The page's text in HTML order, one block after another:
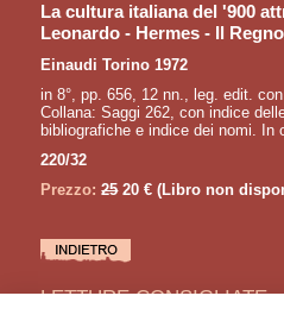
La cultura italiana del '900
Leonardo - Hermes - Il Regno
Einaudi Torino 1972
in 8°, pp. 656, 12 nn., leg. edit.
Collana: Saggi 262, con indice
bibliografiche e indice dei nomi. In
220/32
Prezzo: 2520 € (Libro non
LETTURE CONSIGLIATE